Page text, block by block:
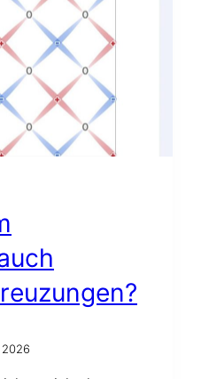
2026